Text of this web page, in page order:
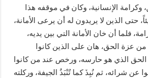
الإنسانية، وكان في موقفه هذا
حتى الذين لا يريدون له أن يرعى الأمانة،
فلما أن خان الأمانة التي بين يديه،
عزة الحق، هان على الذين كانوا
الحق الذي هو حارسه، ورخص عند من كانوا
شرائه، ثم نُبِذَ كما تُنْبَذُ الجيفة، وركلته